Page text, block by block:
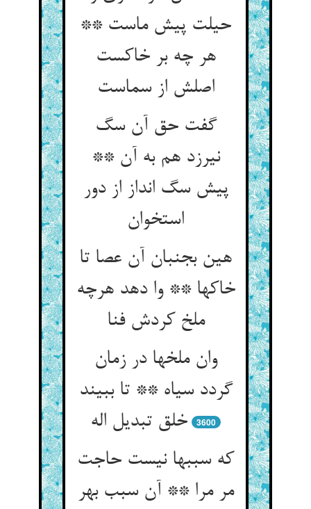
حیلت پیش ماست **
هر چه بر خاکست
اصلش از سماست
گفت حق آن سگ
نیرزد هم به آن **
پیش سگ انداز از دور
استخوان
هین بجنبان آن عصا تا
خاکها ** وا دهد هرچه
ملخ کردش فنا
وان ملخها در زمان
گردد سیاه ** تا ببیند
خلق تبدیل اله
3600
که سببها نیست حاجت
مر مرا ** آن سبب بهر